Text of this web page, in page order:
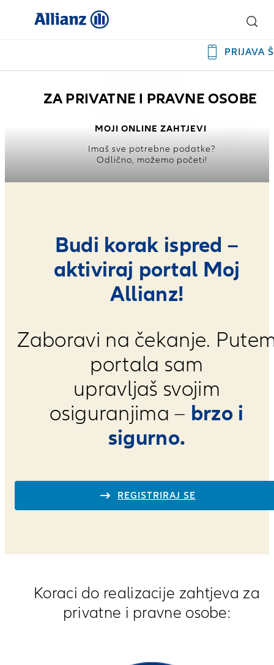
PRIJAVA
ZA PRIVATNE I PRAVNE OSOBE
MOJI ONLINE ZAHTJEVI
Imaš sve potrebne podatke?
Odlično, možemo početi!
Budi korak ispred –
aktiviraj portal Moj
Allianz!
Zaboravi na čekanje.
portala sam
upravljaš svojim
osiguranjima – brzo i
sigurno.
REGISTRIRAJ SE
Koraci do realizacije zahtjeva za
privatne i pravne osobe: